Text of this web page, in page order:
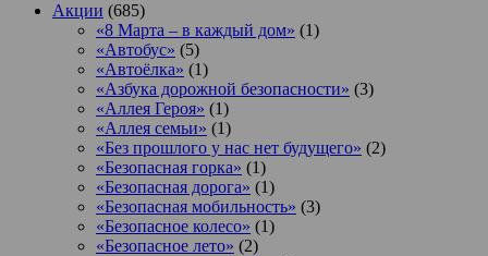
Акции (685)
«8 Марта – в каждый дом» (1)
«Автобус» (5)
«Автоёлка» (1)
«Азбука дорожной безопасности» (3)
«Аллея Героя» (1)
«Аллея семьи» (1)
«Без прошлого у нас нет будущего» (2)
«Безопасная горка» (1)
«Безопасная дорога» (1)
«Безопасная мобильность» (3)
«Безопасное колесо» (1)
«Безопасное лето» (2)